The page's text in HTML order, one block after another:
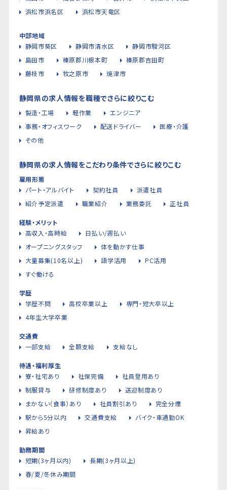
浜松市浜名区
浜松市天竜区
中部地域
静岡市葵区
静岡市清水区
静岡市駿河区
島田市
榛原郡川根本町
榛原郡吉田町
藤枝市
牧之原市 焼津市
静岡県の求人情報を職種でさらに絞りこむ
製造・工場 軽作業
エンジニア
事務・オフィスワーク
配送ドライバー
医療・介護
その他
静岡県の求人情報をこだわり条件でさらに絞りこむ
雇用形態
パート・アルバイト
契約社員
派遣社員
紹介予定派遣
職業紹介 業務委託 正社員
経験・メリット
高収入・高時給
日払い/週払い
オープニングスタッフ
体を動かす仕事
大量募集(10名以上)
語学活用
PC活用
すぐ働ける
学歴
学歴不問
高校卒業以上
専門・短大卒以上
4年生大学卒業
交通費
一部支給
全額支給 支給なし
待遇・福利厚生
寮・社宅あり
社保完備
社員登用あり
制服貸与
研修制度あり
送迎制度あり
まかない（食事）あり
社員割引あり
完全分煙
駅から5分以内
交通費支給
バイク・車通勤OK
昇給あり
勤務期間
短期(3ヶ月以内)
長期(3ヶ月以上)
春/夏/冬休み期間